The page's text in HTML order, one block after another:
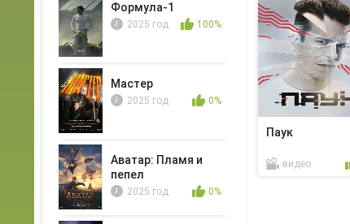
Формула-1
2025 год 100%
Мастер
2025 год 0%
Аватар: Пламя и
пепел
2025 год 0%
Паук
видео